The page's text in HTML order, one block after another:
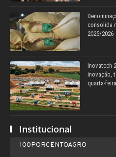
consolida
2025/2026
Inovatech
inovação,
quarta-feira
Institucional
100PORCENTOAGRO